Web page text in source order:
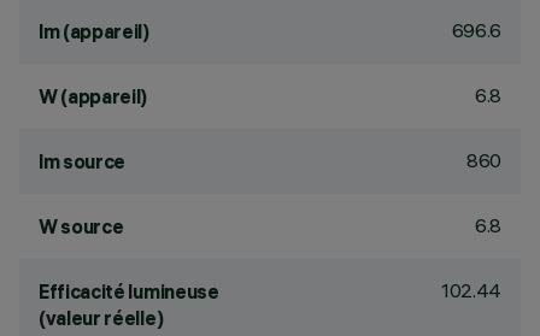
lm (appareil) 696.6
W (appareil) 6.8
lm source 860
W source 6.8
Efficacité lumineuse
(valeur réelle)
102.44